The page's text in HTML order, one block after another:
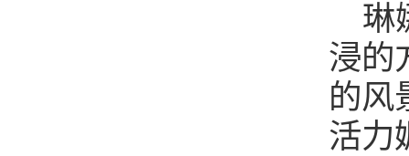
琳
浸的
的风
活力